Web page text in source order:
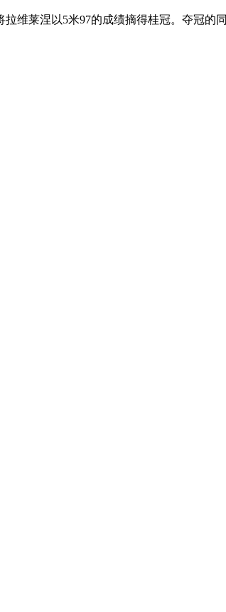
维莱涅以5米97的成绩摘得桂冠。夺冠的